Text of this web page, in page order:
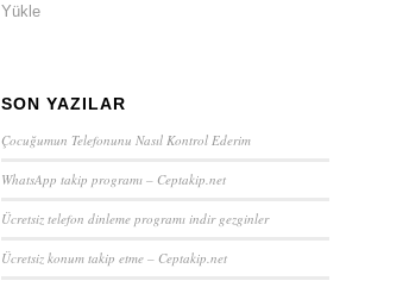
Yükle
SON YAZILAR
Çocuğumun Telefonunu Nasıl Kontrol Ederim
WhatsApp takip programı – Ceptakip.net
Ücretsiz telefon dinleme programı indir gezginler
Ücretsiz konum takip etme – Ceptakip.net